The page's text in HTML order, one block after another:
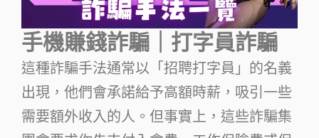
手機賺錢詐騙｜打字員詐騙
這種詐騙手法通常以「招聘打字員」的名義
出現，他們會承諾給予高額時薪，吸引一些
需要額外收入的人。但事實上，這些詐騙集